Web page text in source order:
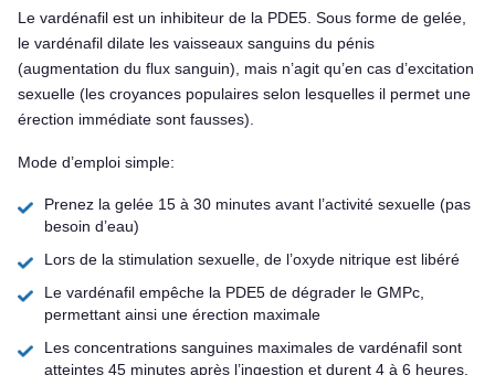
Le vardénafil est un inhibiteur de la PDE5. Sous forme de gelée,
le vardénafil dilate les vaisseaux sanguins du pénis
(augmentation du flux sanguin), mais n’agit qu’en cas d’excitation
sexuelle (les croyances populaires selon lesquelles il permet une
érection immédiate sont fausses).
Mode d’emploi simple:
Prenez la gelée 15 à 30 minutes avant l’activité sexuelle (pas
besoin d’eau)
Lors de la stimulation sexuelle, de l’oxyde nitrique est libéré
Le vardénafil empêche la PDE5 de dégrader le GMPc,
permettant ainsi une érection maximale
Les concentrations sanguines maximales de vardénafil sont
atteintes 45 minutes après l’ingestion et durent 4 à 6 heures.